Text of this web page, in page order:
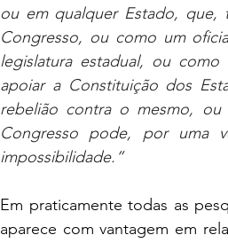
ou em qualquer Estado, que,
Congresso, ou como um
legislatura estadual, ou
apoiar a Constituição dos
rebelião contra o mesmo,
Congresso pode, por uma
impossibilidade.”
Em praticamente todas as
aparece com vantagem em